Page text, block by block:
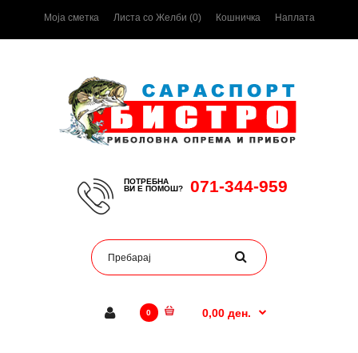
Моја сметка Листа со Желби (0) Кошничка Наплата
ПОТРЕБНА
ВИ Е ПОМОШ?
071-344-959
0 0,00 ден.